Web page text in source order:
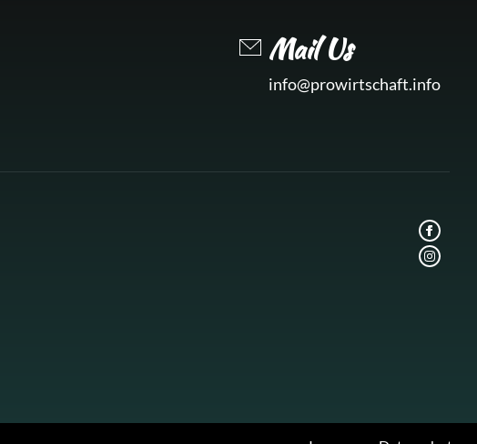
Mail Us
info@prowirtschaft.info